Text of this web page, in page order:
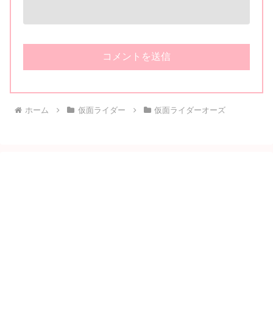
ホーム 仮面ライダー 仮面ライダーオーズ